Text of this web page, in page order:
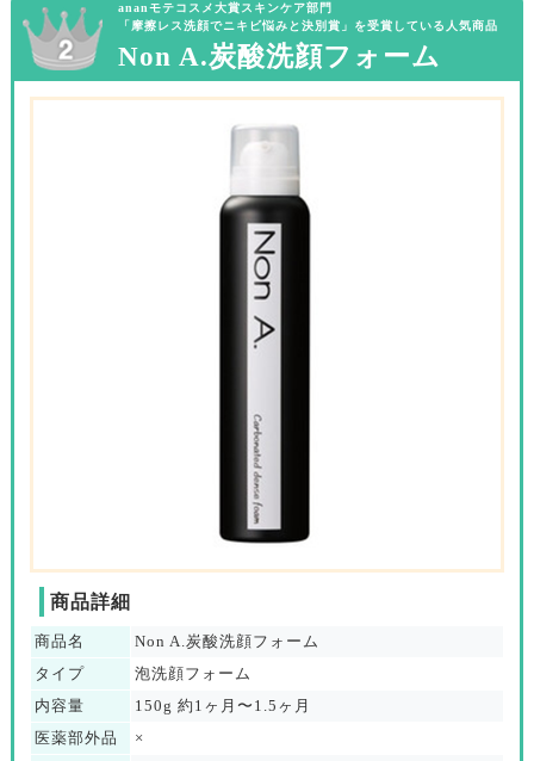
ananモテコスメ大賞スキンケア部門
「摩擦レス洗顔でニキビ悩みと決別賞」を受賞している人気商品
Non A.炭酸洗顔フォーム
商品詳細
商品名
Non A.炭酸洗顔フォーム
タイプ
泡洗顔フォーム
内容量
150g 約1ヶ月〜1.5ヶ月
医薬部外品
×